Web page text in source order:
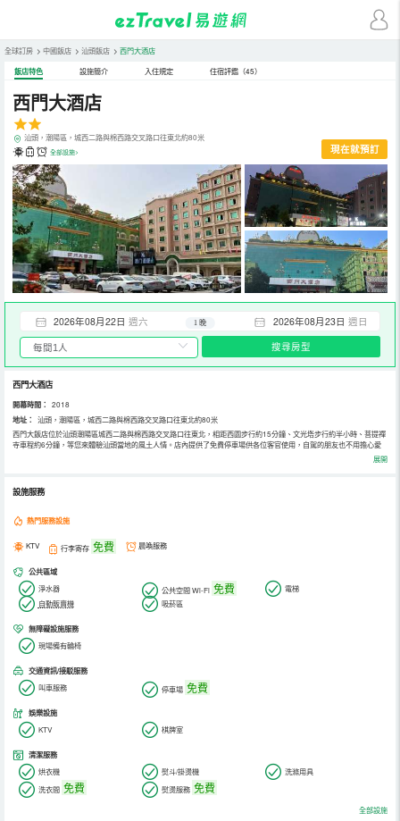
全球訂房 > 中國飯店 > 汕頭飯店 > 西門大酒店
飯店特色 設施簡介 入住規定 住宿評鑑（45）
西門大酒店
汕頭，潮陽區，城西二路與棉西路交叉路口往東北約80米
全部設施> 現在就預訂
2026年08月22日 週六 2026年08月23日 週日
1 晚
搜尋房型
西門大酒店
開幕時間： 2018
地址：
汕頭，潮陽區，城西二路與棉西路交叉路口往東北約80米
西門大飯店位於汕頭潮陽區城西二路與棉西路交叉路口往東北，相距西園步行約15分鐘、文光塔步行約半小時、菩提禪
寺車程約6分鐘，等您來體驗汕頭當地的風土人情。店內提供了免費停車場供各位客官使用，自駕的朋友也不用擔心愛
客房內裝修簡約大方，溫馨舒適。每間客房配有獨立衛浴、高速wifi、24小時熱水等基礎設施一應俱全，床單布草等都
室等娛樂設施，不管您是長住還是出差旅行都是您的理想之選。
我們將秉承著“客戶至上，貼心服務”的理念，為到店的每一位客人帶來貼心舒適的服務。熱情的服務，精心著準備，願
展開
設施服務
熱門服務設施
KTV 行李寄存 免費 晨喚服務
公共區域
淨水器 公共空間 Wi-Fi 免費
電梯
自動販賣機
吸菸區
無障礙設施服務
現場備有輪椅
交通資訊/接駁服務
叫車服務 停車場 免費
娛樂設施
KTV 棋牌室
清潔服務
烘衣機 熨斗/掛燙機
洗滌用具
洗衣間 免費 熨燙服務 免費
全部設施